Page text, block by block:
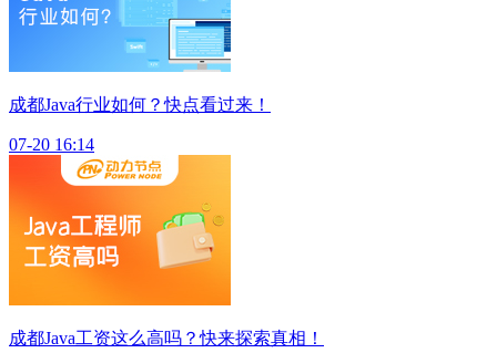
成都Java行业如何？快点看过来！
07-20 16:14
成都Java工资这么高吗？快来探索真相！